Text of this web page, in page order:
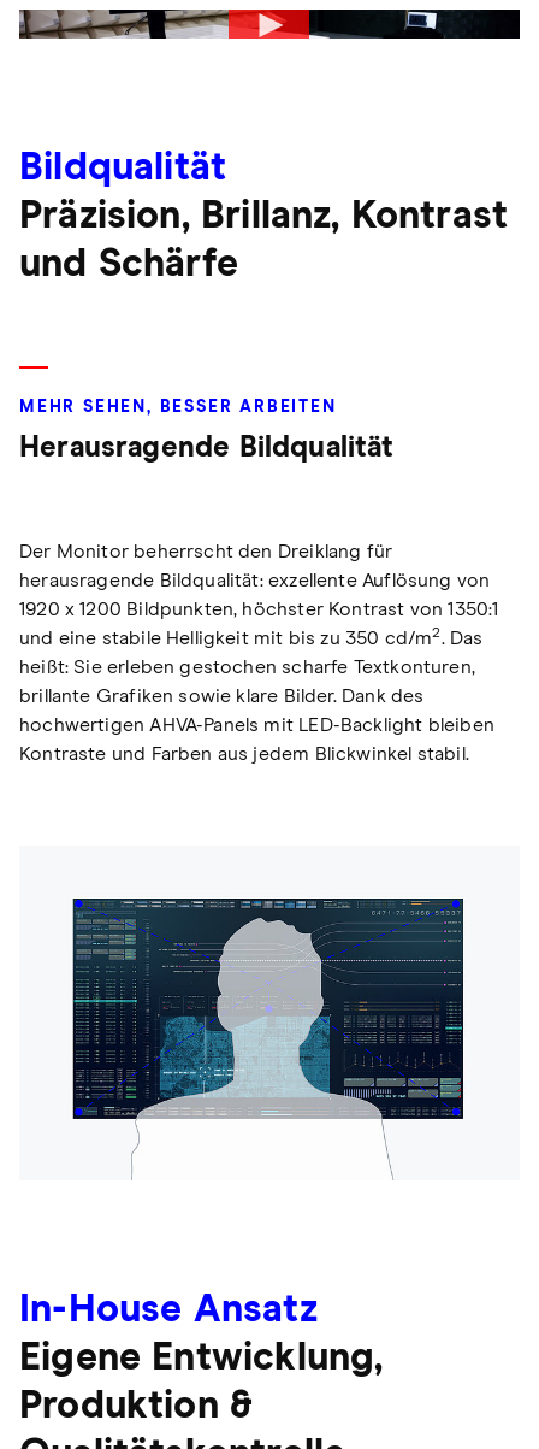
Bildqualität
Präzision, Brillanz, Kontrast
und Schärfe
MEHR SEHEN, BESSER ARBEITEN
Herausragende Bildqualität
Der Monitor beherrscht den Dreiklang für
herausragende Bildqualität: exzellente Auflösung von
1920 x 1200 Bildpunkten, höchster Kontrast von 1350:1
und eine stabile Helligkeit mit bis zu 350 cd/m2. Das
heißt: Sie erleben gestochen scharfe Textkonturen,
brillante Grafiken sowie klare Bilder. Dank des
hochwertigen AHVA-Panels mit LED-Backlight bleiben
Kontraste und Farben aus jedem Blickwinkel stabil.
In-House Ansatz
Eigene Entwicklung,
Produktion &